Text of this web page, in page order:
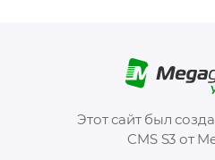
Этот сайт был
CMS S3 от